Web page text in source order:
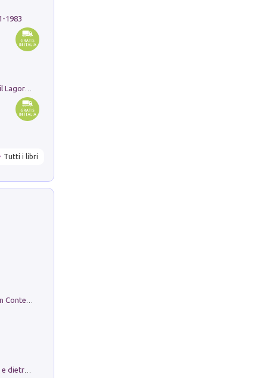
1983
Tutti i libri
in alto! Livello A1. Con CD-Audio. Con Contenuto digitale per accesso on line